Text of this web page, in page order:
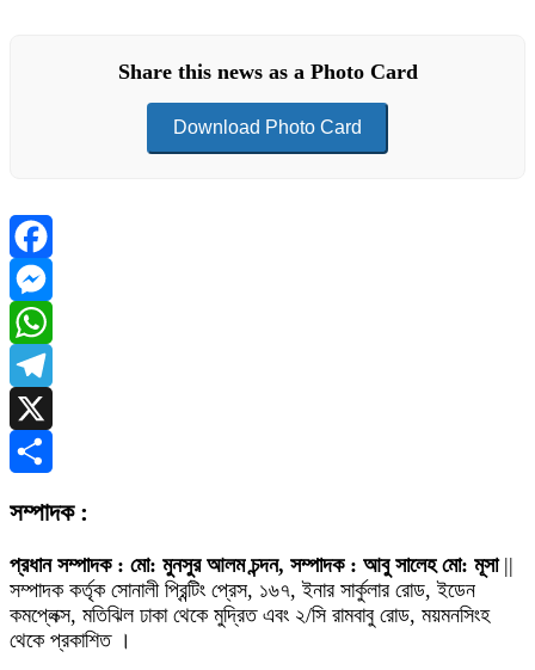
Share this news as a Photo Card
Download Photo Card
Facebook
Messenger
WhatsApp
Telegram
X
সম্পাদক :
প্রধান সম্পাদক : মো: মুনসুর আলম চন্দন, সম্পাদক : আবু সালেহ মো: মূসা||
সম্পাদক কর্তৃক সোনালী প্রিন্টিং প্রেস, ১৬৭, ইনার সার্কুলার রোড, ইডেন
কমপ্লেক্স, মতিঝিল ঢাকা থেকে মুদ্রিত এবং ২/সি রামবাবু রোড, ময়মনসিংহ
থেকে প্রকাশিত ।